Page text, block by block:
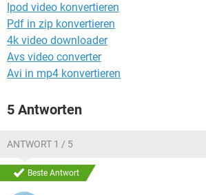
Ipod video konvertieren
Pdf in zip konvertieren
4k video downloader
Avs video converter
Avi in mp4 konvertieren
5 Antworten
ANTWORT 1 / 5
Beste Antwort